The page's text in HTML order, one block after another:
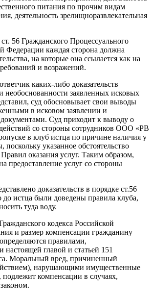
питания по прочим видам
деятельность зрелищноразвлекательная
56 Гражданского Процессуального
Федерации каждая сторона должна
на которые она ссылается как на
и возражений.
каких-либо доказательств
необоснованности заявленных исковых
суд обосновывает свои выводы
в исковом заявлении и
Суд приходит к выводу о
со стороны сотрудников ООО «РВ
в клуб истца по причине наличия у
поскольку указанное обстоятельство
оказания услуг. Таким образом,
предоставление услуг со стороны
доказательств в порядке ст.56
истца были доведены правила клуба,
туда воду.
кодекса Российской
и размер компенсации гражданину
правилами,
главой и статьей 151
Моральный вред, причиненный
нарушающими имущественные
подлежит компенсации в случаях,